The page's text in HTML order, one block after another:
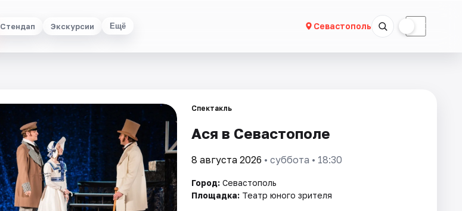
Стендап Экскурсии Ещё Севастополь ☾
Спектакль
Ася в Севастополе
8 августа 2026 • суббота • 18:30
Город: Севастополь
Площадка: Театр юного зрителя